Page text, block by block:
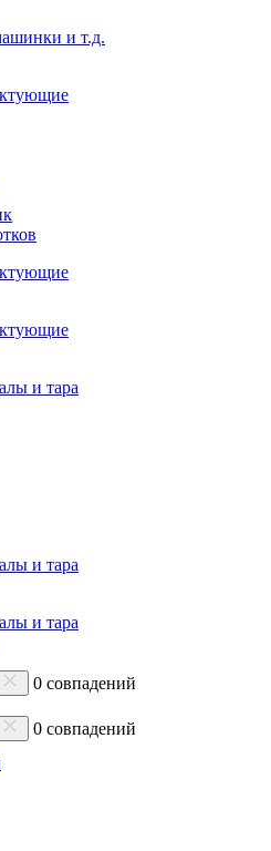
и т.д.
и тара
и тара
и тара
0 совпадений
0 совпадений